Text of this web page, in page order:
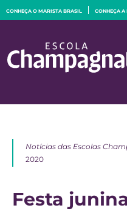
CONHEÇA O MARISTA BRASIL CONHEÇA
Notícias das Escolas
2020
Festa